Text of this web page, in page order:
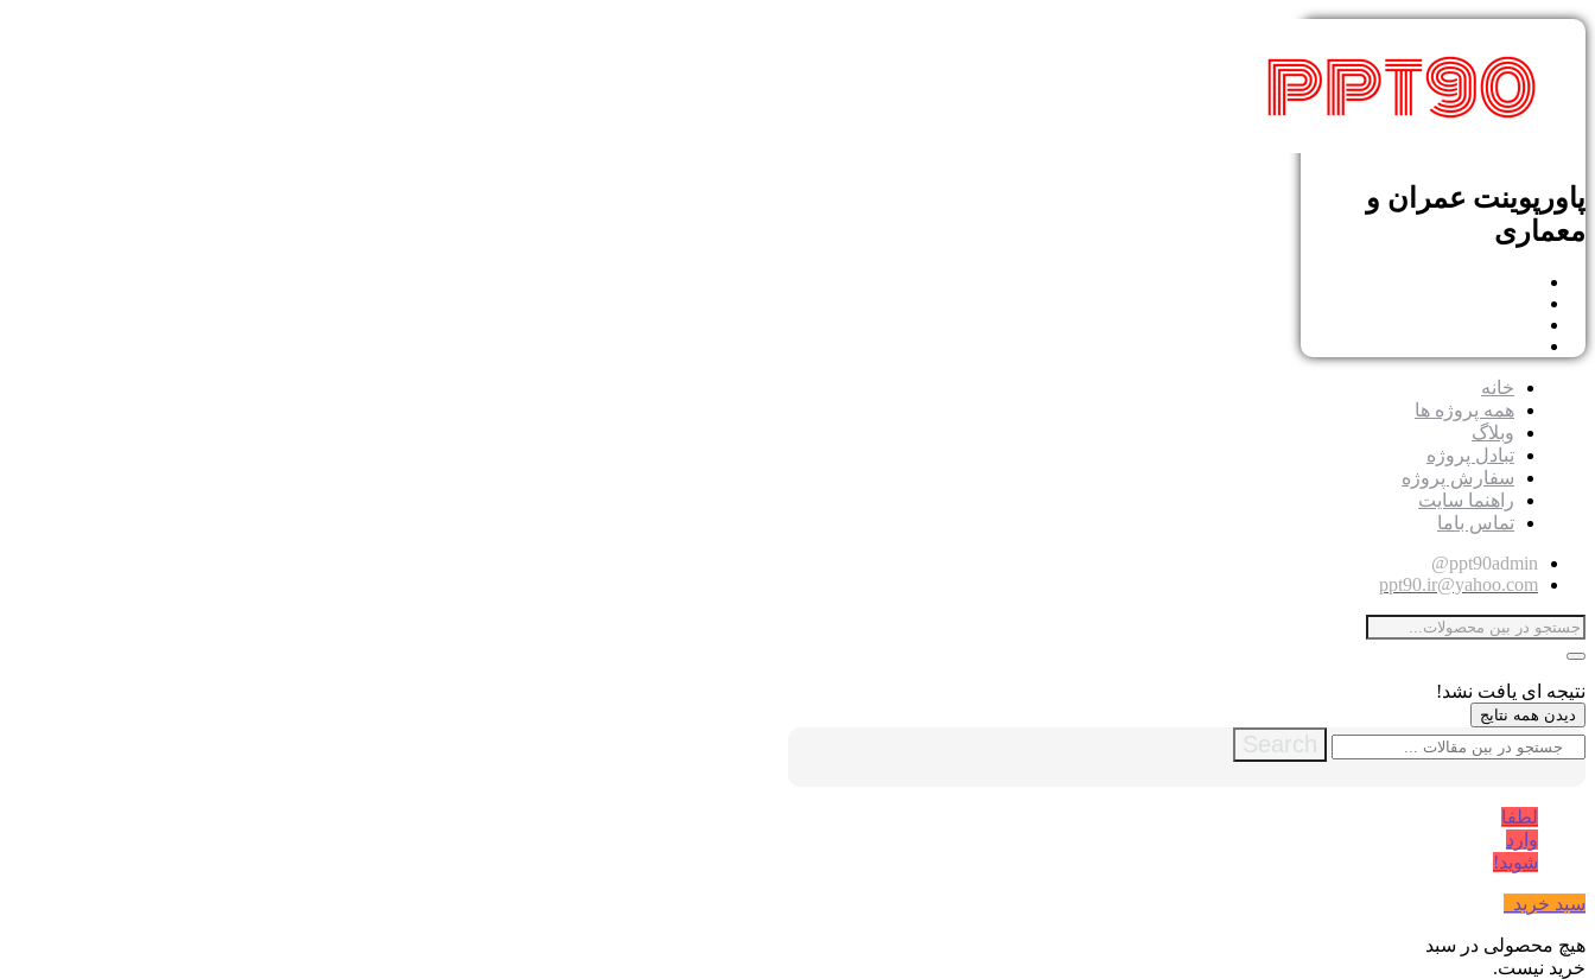
پاورپوینت عمران و
معماری
خانه
همه پروژه ها
وبلاگ
تبادل پروژه
سفارش پروژه
راهنما سایت
تماس باما
ppt90admin@
ppt90.ir@yahoo.com
نتیجه ای یافت نشد!
دیدن همه نتایج
Search
لطفا
وارد
شوید!
سبد خرید
هیچ محصولی در سبد
خرید نیست.